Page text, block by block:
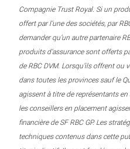
Compagnie Trust Royal. Si un
offert par l’une des sociétés, par
demander qu’un autre partenaire
produits d’assurance sont offerts
de RBC DVM. Lorsqu’ils offrent ou
dans toutes les provinces sauf le
agissent à titre de représentants en
les conseillers en placement
financière de SF RBC GP. Les
techniques contenus dans cette